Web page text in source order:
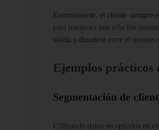
Externamente, el cliente siempre
para mantener una relación
sólida y duradera entre el usuario
Ejemplos prácticos
Segmentación de
Utilizando datos recopilados en